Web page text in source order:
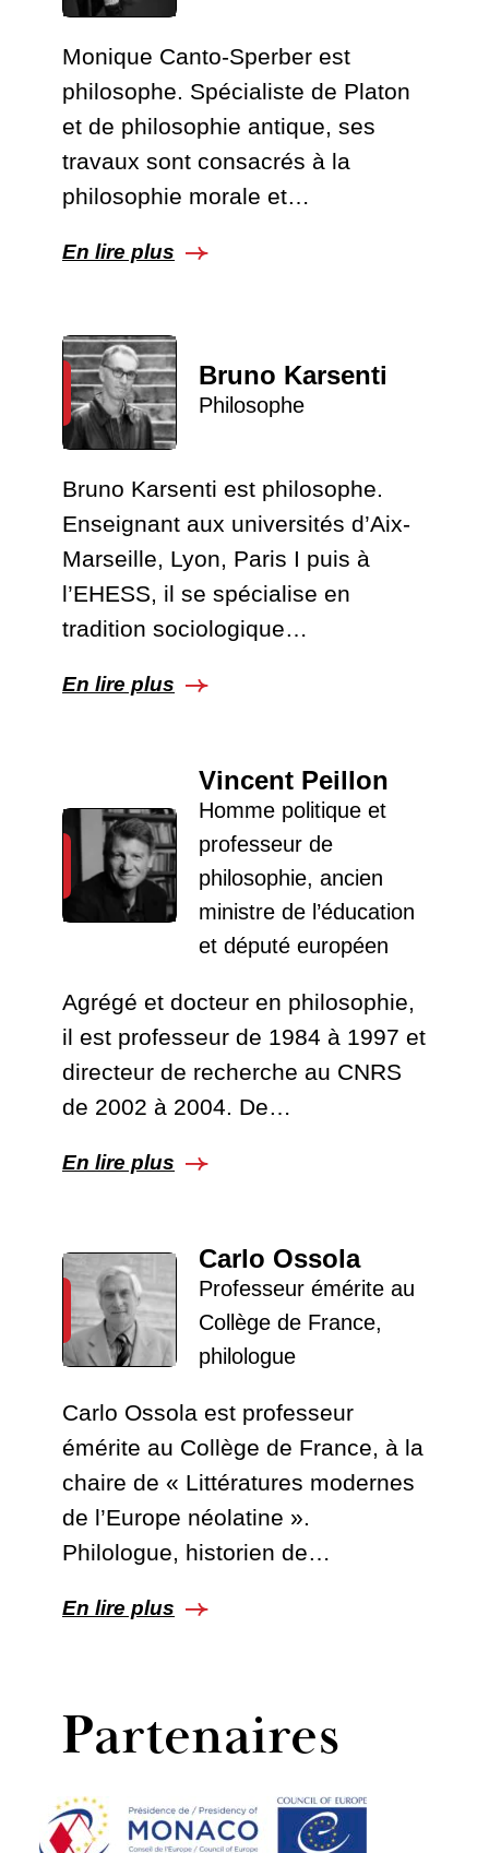
Monique Canto-Sperber est
philosophe. Spécialiste de Platon
et de philosophie antique, ses
travaux sont consacrés à la
philosophie morale et…
En lire plus
Bruno Karsenti
Philosophe
Bruno Karsenti est philosophe.
Enseignant aux universités d’Aix-
Marseille, Lyon, Paris I puis à
l’EHESS, il se spécialise en
tradition sociologique…
En lire plus
Vincent Peillon
Homme politique et
professeur de
philosophie, ancien
ministre de l’éducation
et député européen
Agrégé et docteur en philosophie,
il est professeur de 1984 à 1997 et
directeur de recherche au CNRS
de 2002 à 2004. De…
En lire plus
Carlo Ossola
Professeur émérite au
Collège de France,
philologue
Carlo Ossola est professeur
émérite au Collège de France, à la
chaire de « Littératures modernes
de l’Europe néolatine ».
Philologue, historien de…
En lire plus
Partenaires